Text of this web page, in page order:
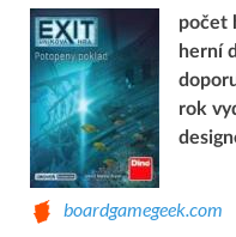
počet
herní
rok
boardgamegeek.com